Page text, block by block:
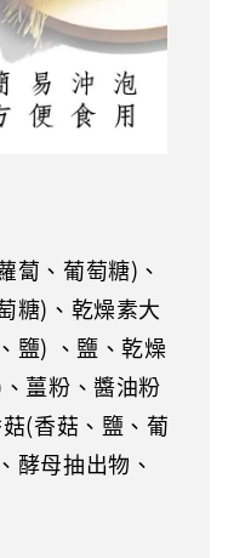
蔔、葡萄糖)、
糖)、乾燥素大
鹽) 、鹽、乾燥
薑粉、醬油粉
(香菇、鹽、葡
酵母抽出物、